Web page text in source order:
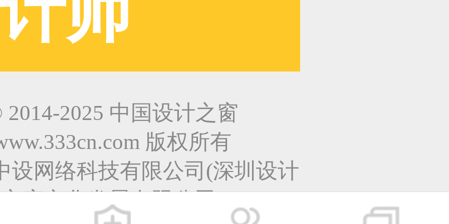
2025 中国设计之窗
版权所有
设网络科技有限公司(深圳设计
之窗文化发展有限公司)